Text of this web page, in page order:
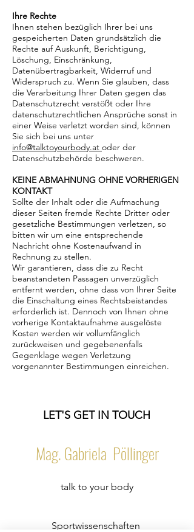
Ihre Rechte
Ihnen stehen bezüglich Ihrer bei uns
gespeicherten Daten grundsätzlich die
Rechte auf Auskunft, Berichtigung,
Löschung, Einschränkung,
Datenübertragbarkeit, Widerruf und
Widerspruch zu. Wenn Sie glauben, dass
die Verarbeitung Ihrer Daten gegen das
Datenschutzrecht verstößt oder Ihre
datenschutzrechtlichen Ansprüche sonst in
einer Weise verletzt worden sind, können
Sie sich bei uns unter
info@talktoyourbody.at oder der
Datenschutzbehörde beschweren.
KEINE ABMAHNUNG OHNE VORHERIGEN
KONTAKT
Sollte der Inhalt oder die Aufmachung
dieser Seiten fremde Rechte Dritter oder
gesetzliche Bestimmungen verletzen, so
bitten wir um eine entsprechende
Nachricht ohne Kostenaufwand in
Rechnung zu stellen.
Wir garantieren, dass die zu Recht
beanstandeten Passagen unverzüglich
entfernt werden, ohne dass von Ihrer Seite
die Einschaltung eines Rechtsbeistandes
erforderlich ist. Dennoch von Ihnen ohne
vorherige Kontaktaufnahme ausgelöste
Kosten werden wir vollumfänglich
zurückweisen und gegebenenfalls
Gegenklage wegen Verletzung
vorgenannter Bestimmungen einreichen.
LET'S GET IN TOUCH
Mag. Gabriela Pöllinger
talk to your body
Sportwissenschaften